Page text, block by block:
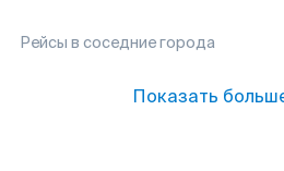
Рейсы в соседние города
Показать